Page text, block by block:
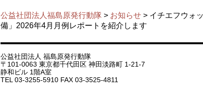
公益社団法人福島原発行動隊 > お知らせ > イチエフウォ
備」2026年4月月例レポートを紹介します
公益社団法人 福島原発行動隊
〒101-0063 東京都千代田区 神田淡路町 1-21-7
静和ビル 1階A室
TEL 03-3255-5910 FAX 03-3525-4811